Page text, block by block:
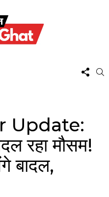
US
Update:
रहा मौसम!
बादल,